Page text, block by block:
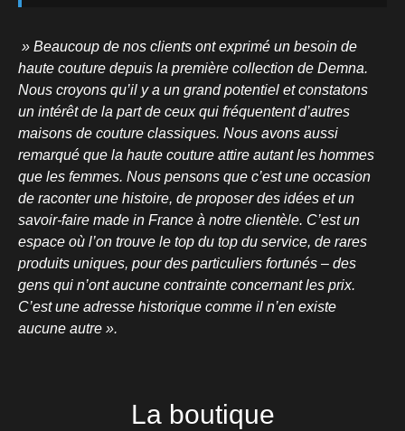
» Beaucoup de nos clients ont exprimé un besoin de
haute couture depuis la première collection de Demna.
Nous croyons qu’il y a un grand potentiel et constatons
un intérêt de la part de ceux qui fréquentent d’autres
maisons de couture classiques. Nous avons aussi
remarqué que la haute couture attire autant les hommes
que les femmes. Nous pensons que c’est une occasion
de raconter une histoire, de proposer des idées et un
savoir-faire made in France à notre clientèle. C’est un
espace où l’on trouve le top du top du service, de rares
produits uniques, pour des particuliers fortunés – des
gens qui n’ont aucune contrainte concernant les prix.
C’est une adresse historique comme il n’en existe
aucune autre ».
La boutique